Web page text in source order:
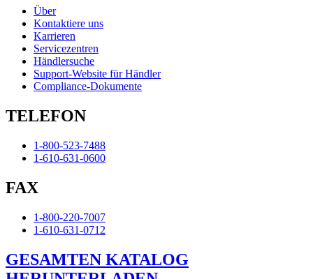
Über
Kontaktiere uns
Karrieren
Servicezentren
Händlersuche
Support-Website für Händler
Compliance-Dokumente
TELEFON
1-800-523-7488
1-610-631-0600
FAX
1-800-220-7007
1-610-631-0712
GESAMTEN KATALOG